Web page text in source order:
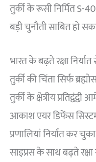
तुर्की के रूसी निर्मित
बड़ी चुनौती साबित हो
भारत के बढ़ते रक्षा
तुर्की की चिंता सिर्फ
तुर्की के क्षेत्रीय
आकाश एयर डिफेंस
प्रणालियां निर्यात कर
साइप्रस के साथ बढ़ते